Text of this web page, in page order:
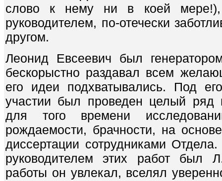
слово к нему ни в коей
руководителем, по-отечески
другом.
Леонид Евсеевич был
бескорыстно раздавал всем
его идеи подхватывались. Под
участии был проведен целый ряд
для того времени
рождаемости, брачности, на
диссертации сотрудниками
руководителем этих работ был
работы он увлекал, вселял